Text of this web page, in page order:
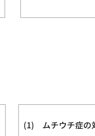
(1) ムチウチ症の